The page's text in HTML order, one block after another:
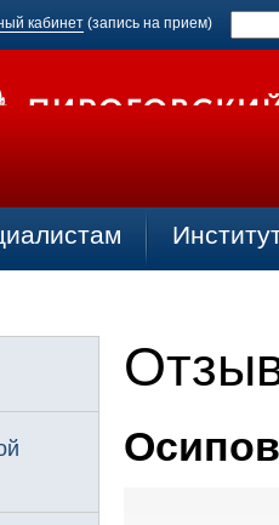
кабинет (запись на прием)